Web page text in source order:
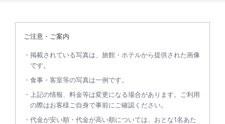
ご注意・ご案内
掲載されている写真は、旅館・ホテルから提供された画像
です。
食事・客室等の写真は一例です。
上記の情報、料金等は変更になる場合があります。ご利用
の際はお客様ご自身で事前にご確認ください。
代金が安い順・代金が高い順については、おとな1名あた